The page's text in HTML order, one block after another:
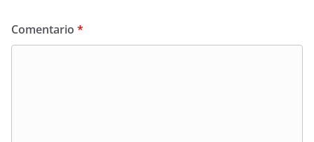
Comentario *